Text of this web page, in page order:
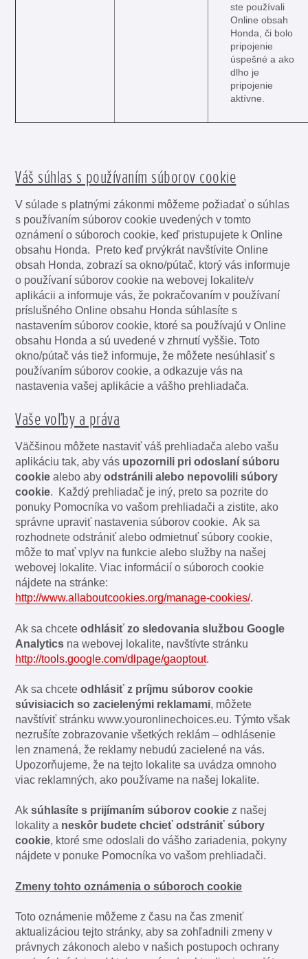
ste používali
Online obsah
Honda, či bolo
pripojenie
úspešné a ako
dlho je
pripojenie
aktívne.
Váš súhlas s používaním súborov cookie
V súlade s platnými zákonmi môžeme požiadať o súhlas
s používaním súborov cookie uvedených v tomto
oznámení o súboroch cookie, keď pristupujete k Online
obsahu Honda. Preto keď prvýkrát navštívite Online
obsah Honda, zobrazí sa okno/pútač, ktorý vás informuje
o používaní súborov cookie na webovej lokalite/v
aplikácii a informuje vás, že pokračovaním v používaní
príslušného Online obsahu Honda súhlasíte s
nastavením súborov cookie, ktoré sa používajú v Online
obsahu Honda a sú uvedené v zhrnutí vyššie. Toto
okno/pútač vás tiež informuje, že môžete nesúhlasiť s
používaním súborov cookie, a odkazuje vás na
nastavenia vašej aplikácie a vášho prehliadača.
Vaše voľby a práva
Väčšinou môžete nastaviť váš prehliadača alebo vašu
aplikáciu tak, aby vás upozornili pri odoslaní súboru
cookie alebo abyodstránili alebo nepovolili súbory
cookie. Každý prehliadač je iný, preto sa pozrite do
ponuky Pomocníka vo vašom prehliadači a zistite, ako
správne upraviť nastavenia súborov cookie. Ak sa
rozhodnete odstrániť alebo odmietnuť súbory cookie,
môže to mať vplyv na funkcie alebo služby na našej
webovej lokalite. Viac informácií o súboroch cookie
nájdete na stránke:
http://www.allaboutcookies.org/manage-cookies/.
Ak sa chceteodhlásiť zo sledovania službou Google
Analytics na webovej lokalite, navštívte stránku
http://tools.google.com/dlpage/gaoptout.
Ak sa chceteodhlásiť z príjmu súborov cookie
súvisiacich so zacielenými reklamami, môžete
navštíviť stránku www.youronlinechoices.eu. Týmto však
nezrušíte zobrazovanie všetkých reklám – odhlásenie
len znamená, že reklamy nebudú zacielené na vás.
Upozorňujeme, že na tejto lokalite sa uvádza omnoho
viac reklamných, ako používame na našej lokalite.
Aksúhlasíte s prijímaním súborov cookie z našej
lokality a neskôr budete chcieť odstrániť súbory
cookie, ktoré sme odoslali do vášho zariadenia, pokyny
nájdete v ponuke Pomocníka vo vašom prehliadači.
Zmeny tohto oznámenia o súboroch cookie
Toto oznámenie môžeme z času na čas zmeniť
aktualizáciou tejto stránky, aby sa zohľadnili zmeny v
právnych zákonoch alebo v našich postupoch ochrany